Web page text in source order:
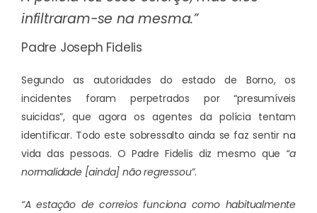
infiltraram-se na mesma.”
Padre Joseph Fidelis
Segundo as autoridades do estado de Borno, os
incidentes foram perpetrados por “presumíveis
suicidas”, que agora os agentes da polícia tentam
identificar. Todo este sobressalto ainda se faz sentir na
vida das pessoas. O Padre Fidelis diz mesmo que “a
normalidade [ainda] não regressou”.
“A estação de correios funciona como habitualmente